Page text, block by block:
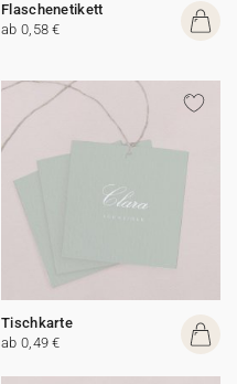
Flaschenetikett
ab 0,58 €
Tischkarte
ab 0,49 €